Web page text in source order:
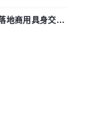
地商用具身交互